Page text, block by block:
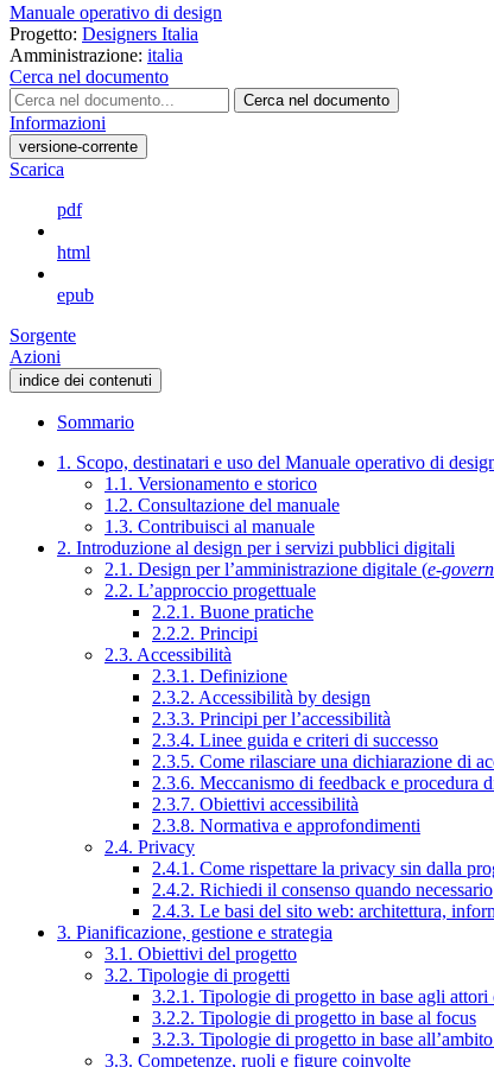
Manuale operativo di design
Progetto: Designers Italia
Amministrazione: italia
Cerca nel documento
Cerca nel documento
Informazioni
versione-corrente
Scarica
pdf
html
epub
Sorgente
Azioni
indice dei contenuti
Sommario
1. Scopo, destinatari e uso del Manuale operativo di
1.1. Versionamento e storico
1.2. Consultazione del manuale
1.3. Contribuisci al manuale
2. Introduzione al design per i servizi pubblici digitali
2.1. Design per l’amministrazione digitale (e-
2.2. L’approccio progettuale
2.2.1. Buone pratiche
2.2.2. Principi
2.3. Accessibilità
2.3.1. Definizione
2.3.2. Accessibilità by design
2.3.3. Principi per l’accessibilità
2.3.4. Linee guida e criteri di successo
2.3.5. Come rilasciare una dichiarazione di
2.3.6. Meccanismo di feedback e procedura
2.3.7. Obiettivi accessibilità
2.3.8. Normativa e approfondimenti
2.4. Privacy
2.4.1. Come rispettare la privacy sin dalla
2.4.2. Richiedi il consenso quando necessario
2.4.3. Le basi del sito web: architettura,
3. Pianificazione, gestione e strategia
3.1. Obiettivi del progetto
3.2. Tipologie di progetti
3.2.1. Tipologie di progetto in base agli
3.2.2. Tipologie di progetto in base al focus
3.2.3. Tipologie di progetto in base
3.3. Competenze, ruoli e figure coinvolte